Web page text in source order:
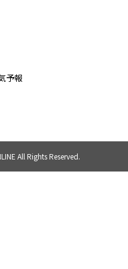
予報
All Rights Reserved.